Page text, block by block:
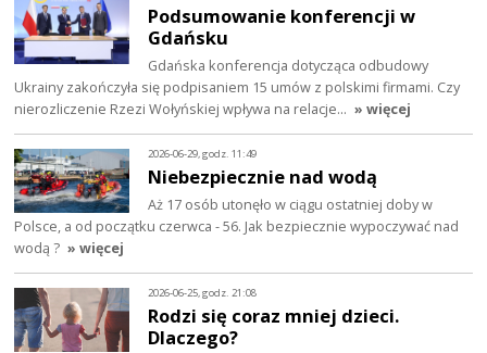
Podsumowanie konferencji w
Gdańsku
Gdańska konferencja dotycząca odbudowy
Ukrainy zakończyła się podpisaniem 15 umów z polskimi firmami. Czy
nierozliczenie Rzezi Wołyńskiej wpływa na relacje… » więcej
2026-06-29, godz. 11:49
Niebezpiecznie nad wodą
Aż 17 osób utonęło w ciągu ostatniej doby w
Polsce, a od początku czerwca - 56. Jak bezpiecznie wypoczywać nad
wodą ? » więcej
2026-06-25, godz. 21:08
Rodzi się coraz mniej dzieci.
Dlaczego?